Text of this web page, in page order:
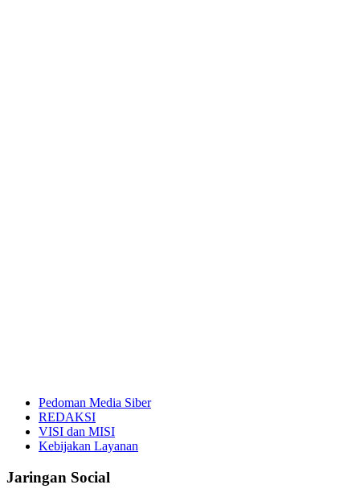
Pedoman Media Siber
REDAKSI
VISI dan MISI
Kebijakan Layanan
Jaringan Social